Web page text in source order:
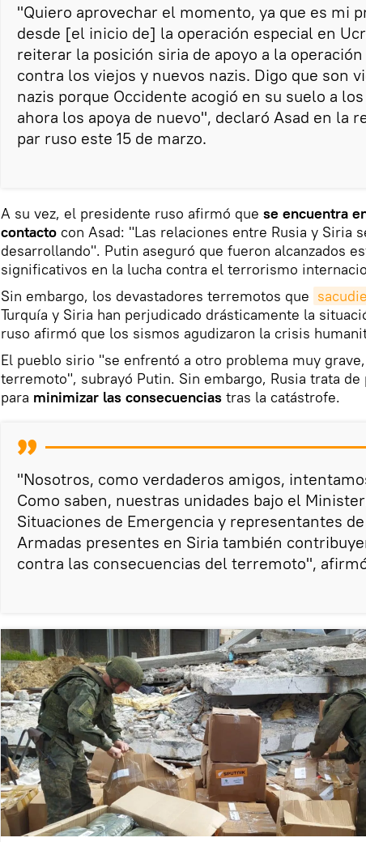
"Quiero aprovechar el momento, ya que es mi
desde [el inicio de] la operación especial en
reiterar la posición siria de apoyo a la
contra los viejos y nuevos nazis. Digo que son
nazis porque Occidente acogió en su suelo a
ahora los apoya de nuevo", declaró Asad en la
par ruso este 15 de marzo.
A su vez, el presidente ruso afirmó que se encuentra
contacto con Asad: "Las relaciones entre Rusia y Siria
desarrollando". Putin aseguró que fueron alcanzados
significativos en la lucha contra el terrorismo
Sin embargo, los devastadores terremotos que
Turquía y Siria han perjudicado drásticamente la
ruso afirmó que los sismos agudizaron la crisis
El pueblo sirio "se enfrentó a otro problema muy
terremoto", subrayó Putin. Sin embargo, Rusia trata de
para minimizar las consecuencias tras la catástrofe.
"Nosotros, como verdaderos amigos,
Como saben, nuestras unidades bajo el
Situaciones de Emergencia y representantes
Armadas presentes en Siria también
contra las consecuencias del terremoto",